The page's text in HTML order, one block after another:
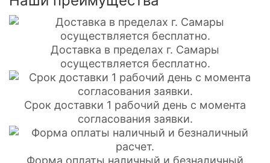
Доставка в пределах г. Самары
осуществляется бесплатно.
Срок доставки 1 рабочий день с момента
согласования заявки.
Форма оплаты наличный и безналичный